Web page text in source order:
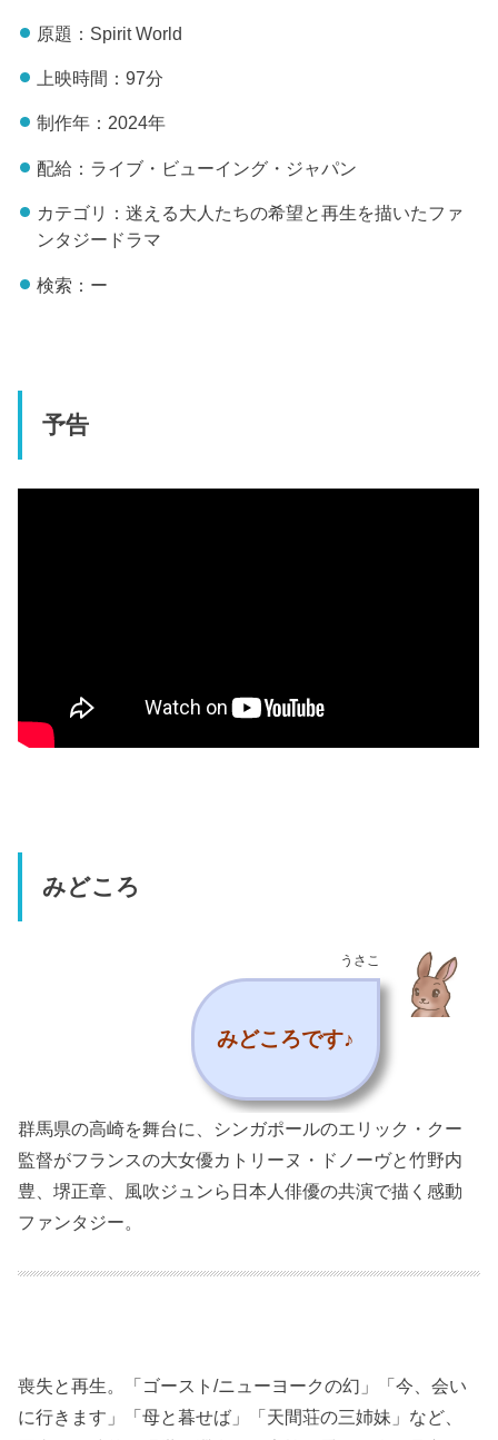
原題：Spirit World
上映時間：97分
制作年：2024年
配給：ライブ・ビューイング・ジャパン
カテゴリ：迷える大人たちの希望と再生を描いたファ
ンタジードラマ
検索：ー
予告
みどころ
うさこ
みどころです♪
群馬県の高崎を舞台に、シンガポールのエリック・クー
監督がフランスの大女優カトリーヌ・ドノーヴと竹野内
豊、堺正章、風吹ジュンら日本人俳優の共演で描く感動
ファンタジー。
喪失と再生。「ゴースト/ニューヨークの幻」「今、会い
に行きます」「母と暮せば」「天間荘の三姉妹」など、